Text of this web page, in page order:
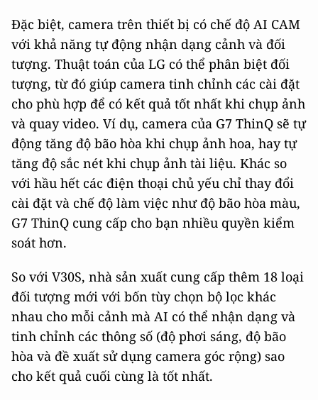
Đặc biệt, camera trên thiết bị có chế độ AI CAM
với khả năng tự động nhận dạng cảnh và đối
tượng. Thuật toán của LG có thể phân biệt đối
tượng, từ đó giúp camera tinh chỉnh các cài đặt
cho phù hợp để có kết quả tốt nhất khi chụp ảnh
và quay video. Ví dụ, camera của G7 ThinQ sẽ tự
động tăng độ bão hòa khi chụp ảnh hoa, hay tự
tăng độ sắc nét khi chụp ảnh tài liệu. Khác so
với hầu hết các điện thoại chủ yếu chỉ thay đổi
cài đặt và chế độ làm việc như độ bão hòa màu,
G7 ThinQ cung cấp cho bạn nhiều quyền kiểm
soát hơn.
So với V30S, nhà sản xuất cung cấp thêm 18 loại
đối tượng mới với bốn tùy chọn bộ lọc khác
nhau cho mỗi cảnh mà AI có thể nhận dạng và
tinh chỉnh các thông số (độ phơi sáng, độ bão
hòa và đề xuất sử dụng camera góc rộng) sao
cho kết quả cuối cùng là tốt nhất.